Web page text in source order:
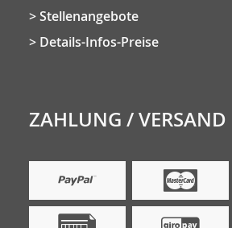
Stellenangebote
Details-Infos-Preise
ZAHLUNG / VERSAND